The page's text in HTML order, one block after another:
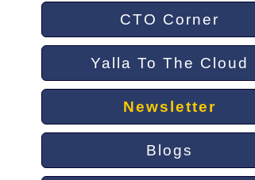
CTO Corner
Yalla To The Cloud
Newsletter
Blogs